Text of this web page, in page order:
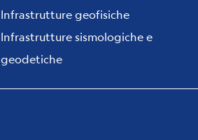
Infrastrutture geofisiche
Infrastrutture sismologiche e
geodetiche